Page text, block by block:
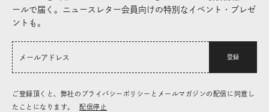
ールで届く。ニュースレター会員向けの特別なイベント・プレゼ
ントも。
登録
ご登録頂くと、弊社のプライバシーポリシーとメールマガジンの配信に同意し
たことになります。
配信停止